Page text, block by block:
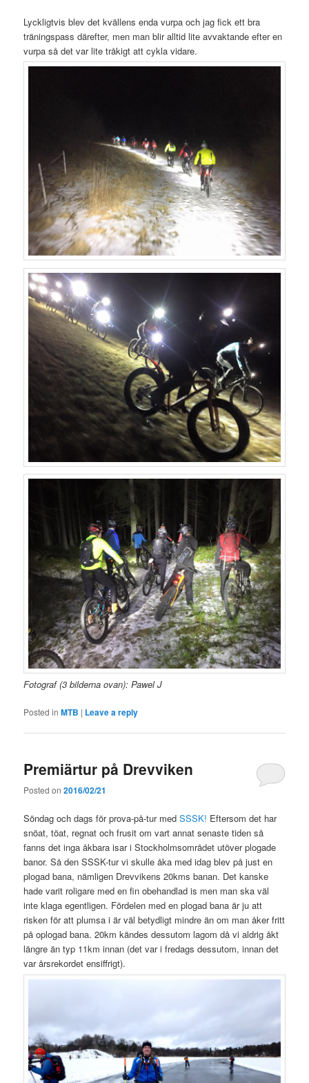
Lyckligtvis blev det kvällens enda vurpa och jag fick ett bra
träningspass därefter, men man blir alltid lite avvaktande efter en
vurpa så det var lite tråkigt att cykla vidare.
Fotograf (3 bilderna ovan): Pawel J
Posted in MTB | Leave a reply
Premiärtur på Drevviken
Posted on2016/02/21
Söndag och dags för prova-på-tur medSSSK! Eftersom det har
snöat, töat, regnat och frusit om vart annat senaste tiden så
fanns det inga åkbara isar i Stockholmsområdet utöver plogade
banor. Så den SSSK-tur vi skulle åka med idag blev på just en
plogad bana, nämligen Drevvikens 20kms banan. Det kanske
hade varit roligare med en fin obehandlad is men man ska väl
inte klaga egentligen. Fördelen med en plogad bana är ju att
risken för att plumsa i är väl betydligt mindre än om man åker fritt
på oplogad bana. 20km kändes dessutom lagom då vi aldrig åkt
längre än typ 11km innan (det var i fredags dessutom, innan det
var årsrekordet ensiffrigt).